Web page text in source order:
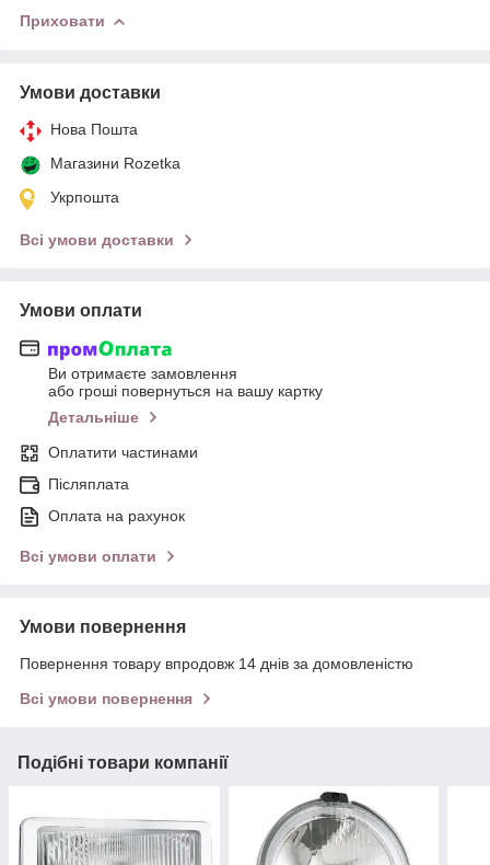
Приховати
Умови доставки
Нова Пошта
Магазини Rozetka
Укрпошта
Всі умови доставки
Умови оплати
Ви отримаєте замовлення
або гроші повернуться на вашу картку
Детальніше
Оплатити частинами
Післяплата
Оплата на рахунок
Всі умови оплати
Умови повернення
Повернення товару впродовж 14 днів за домовленістю
Всі умови повернення
Подібні товари компанії